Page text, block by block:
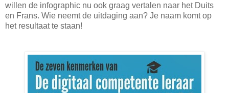
willen de infographic nu ook graag vertalen naar het Duits
en Frans. Wie neemt de uitdaging aan? Je naam komt op
het resultaat te staan!